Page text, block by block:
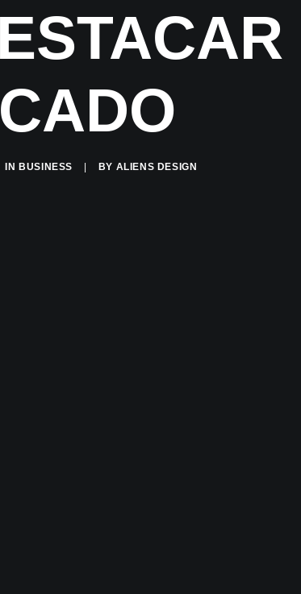
IN BUSINESS BY ALIENS DESIGN